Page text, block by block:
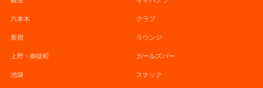
六本木
新宿
上野・御徒町
池袋
クラブ
ラウンジ
ガールズバー
スナック